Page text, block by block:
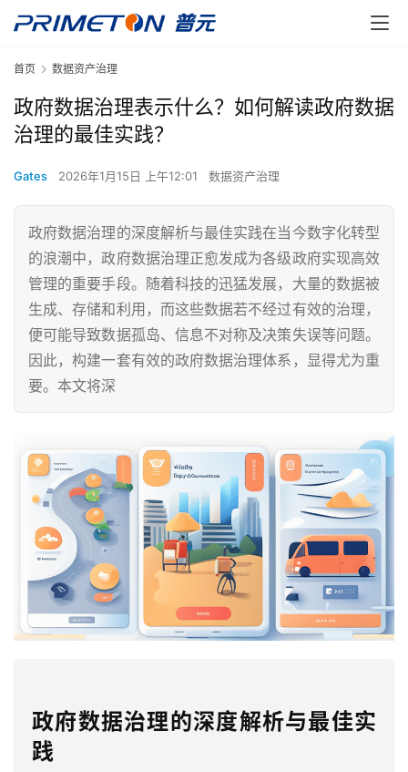
首页 数据资产治理
政府数据治理表示什么？如何解读政府数据
治理的最佳实践？
Gates 2026年1月15日 上午12:01 数据资产治理
政府数据治理的深度解析与最佳实践在当今数字化转型
的浪潮中，政府数据治理正愈发成为各级政府实现高效
管理的重要手段。随着科技的迅猛发展，大量的数据被
生成、存储和利用，而这些数据若不经过有效的治理，
便可能导致数据孤岛、信息不对称及决策失误等问题。
因此，构建一套有效的政府数据治理体系，显得尤为重
要。本文将深
政府数据治理的深度解析与最佳实
践